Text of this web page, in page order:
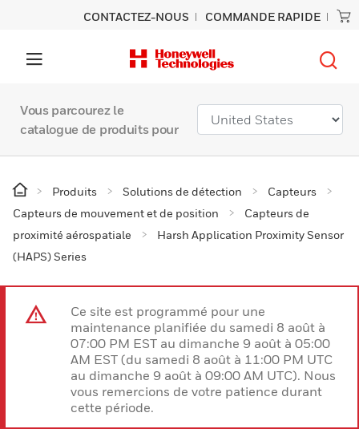
CONTACTEZ-NOUS COMMANDE RAPIDE
Vous parcourez le
catalogue de produits pour
Produits Solutions de détection
Capteurs
Capteurs de mouvement et de position
Capteurs de
proximité aérospatiale
Harsh Application Proximity Sensor
(HAPS) Series
Ce site est programmé pour une
maintenance planifiée du samedi 8 août à
07:00 PM EST au dimanche 9 août à 05:00
AM EST (du samedi 8 août à 11:00 PM UTC
au dimanche 9 août à 09:00 AM UTC). Nous
vous remercions de votre patience durant
cette période.